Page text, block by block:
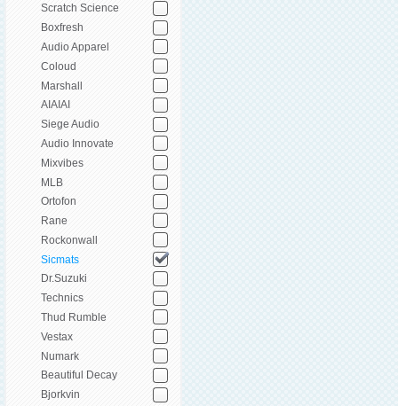
Scratch Science
Boxfresh
Audio Apparel
Coloud
Marshall
AIAIAI
Siege Audio
Audio Innovate
Mixvibes
MLB
Ortofon
Rane
Rockonwall
Sicmats
Dr.Suzuki
Technics
Thud Rumble
Vestax
Numark
Beautiful Decay
Bjorkvin